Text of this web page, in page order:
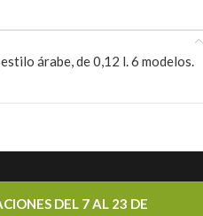
árabe, de 0,12 l. 6 modelos.
DEL 7 AL 23 DE